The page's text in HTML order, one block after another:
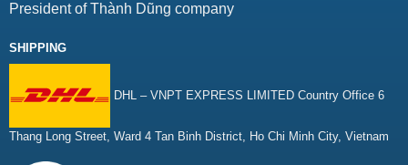
President of Thành Dũng company
SHIPPING
DHL – VNPT EXPRESS LIMITED Country Office 6
Thang Long Street, Ward 4 Tan Binh District, Ho Chi Minh City, Vietnam